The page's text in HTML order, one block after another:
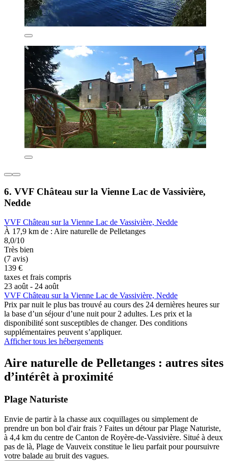
6. VVF Château sur la Vienne Lac de Vassivière,
Nedde
VVF Château sur la Vienne Lac de Vassivière, Nedde
À 17,9 km de : Aire naturelle de Pelletanges
8,0/10
Très bien
(7 avis)
139 €
taxes et frais compris
23 août - 24 août
VVF Château sur la Vienne Lac de Vassivière, Nedde
Prix par nuit le plus bas trouvé au cours des 24 dernières heures sur
la base d’un séjour d’une nuit pour 2 adultes. Les prix et la
disponibilité sont susceptibles de changer. Des conditions
supplémentaires peuvent s’appliquer.
Afficher tous les hébergements
Aire naturelle de Pelletanges : autres sites
d’intérêt à proximité
Plage Naturiste
Envie de partir à la chasse aux coquillages ou simplement de
prendre un bon bol d'air frais ? Faites un détour par Plage Naturiste,
à 4,4 km du centre de Canton de Royère-de-Vassivière. Situé à deux
pas de là, Plage de Vauveix constitue le lieu parfait pour poursuivre
votre balade au bruit des vagues.